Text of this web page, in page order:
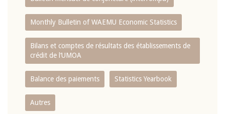
Monthly Bulletin of WAEMU Economic Statistics
Bilans et comptes de résultats des établissements de
crédit de l‘UMOA
Balance des paiements Statistics Yearbook
Autres